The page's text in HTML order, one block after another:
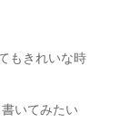
もきれいな時
いてみたい